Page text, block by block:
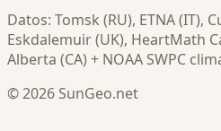
Datos: Tomsk (RU), ETNA (IT),
Eskdalemuir (UK), HeartMath
Alberta (CA) + NOAA SWPC
© 2026 SunGeo.net